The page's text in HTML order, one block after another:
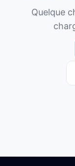
Quelque